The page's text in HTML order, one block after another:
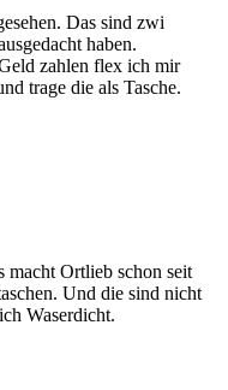
Das sind zwi
haben.
zahlen flex ich mir
trage die als Tasche.
Ortlieb schon seit
Und die sind nicht
Waserdicht.